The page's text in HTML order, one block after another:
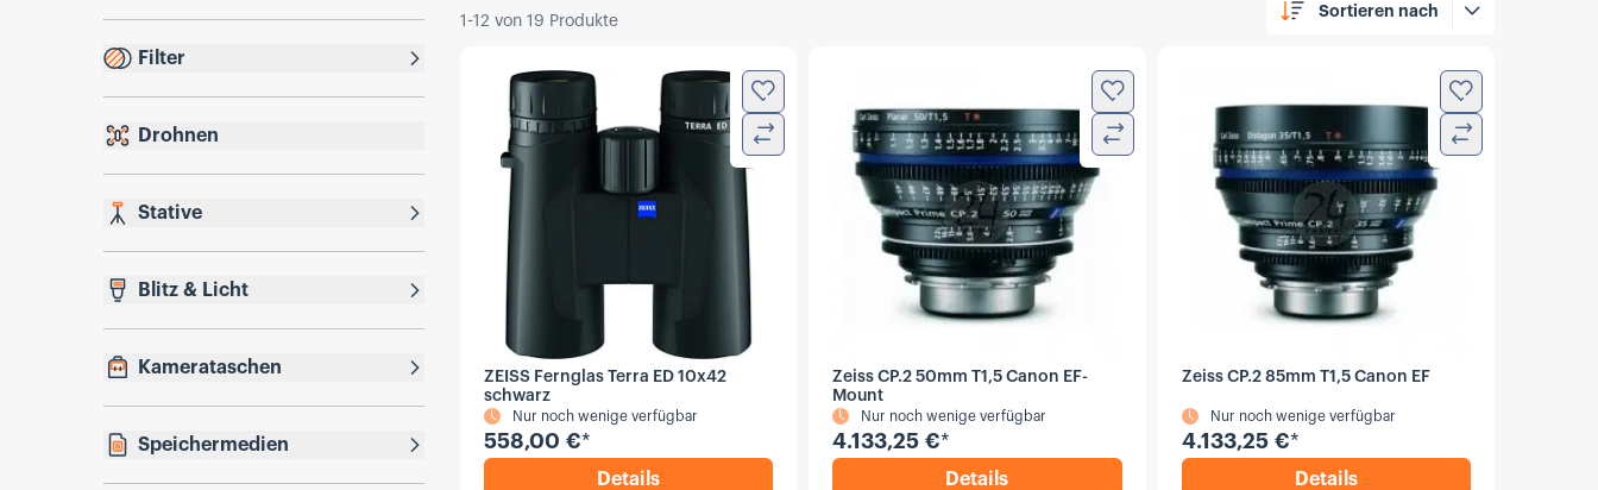
Filter
Drohnen
Stative
Blitz & Licht
Kamerataschen
Speichermedien
1 -12 von 19 Produkte
Sortieren nach
Zur Wunschliste hinzufügen
Vergleichen
ZEISS Fernglas Terra ED 10x42
schwarz
Nur noch wenige verfügbar
558,00 €*
Details
Zur Wunschliste hinzufügen
Vergleichen
Zeiss CP.2 50mm T1,5 Canon EF-
Mount
Nur noch wenige verfügbar
4.133,25 €*
Details
Zur
Vergleichen
Zeiss CP.2 85mm T1,5 Canon EF
Nur noch wenige verfügbar
4.133,25 €*
Details